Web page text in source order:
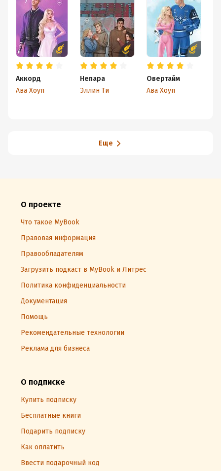
Аккорд
Ава Хоуп
Непара
Эллин Ти
Овертайм
Ава Хоуп
Еще
О проекте
Что такое MyBook
Правовая информация
Правообладателям
Загрузить подкаст в MyBook и Литрес
Политика конфиденциальности
Документация
Помощь
Рекомендательные технологии
Реклама для бизнеса
О подписке
Купить подписку
Бесплатные книги
Подарить подписку
Как оплатить
Ввести подарочный код